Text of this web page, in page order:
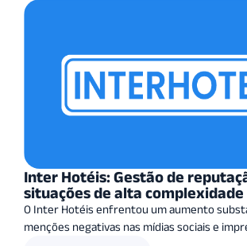
Inter Hotéis: Gestão de
situações de alta complexidade
O Inter Hotéis enfrentou um aumento
menções negativas nas mídias sociais e